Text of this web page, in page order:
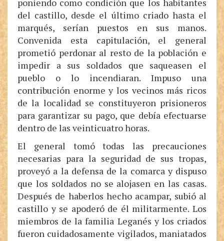
poniendo como condición que los habitantes
del castillo, desde el último criado hasta el
marqués, serían puestos en sus manos.
Convenida esta capitulación, el general
prometió perdonar al resto de la población e
impedir a sus soldados que saqueasen el
pueblo o lo incendiaran. Impuso una
contribución enorme y los vecinos más ricos
de la localidad se constituyeron prisioneros
para garantizar su pago, que debía efectuarse
dentro de las veinticuatro horas.
El general tomó todas las precauciones
necesarias para la seguridad de sus tropas,
proveyó a la defensa de la comarca y dispuso
que los soldados no se alojasen en las casas.
Después de haberlos hecho acampar, subió al
castillo y se apoderó de él militarmente. Los
miembros de la familia Leganés y los criados
fueron cuidadosamente vigilados, maniatados